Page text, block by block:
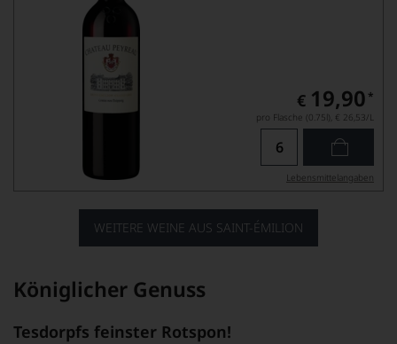
€ 19,90 *
pro Flasche (0.75l), € 26,53/L
Lebensmittel­angaben
WEITERE WEINE AUS SAINT-ÉMILION
Königlicher Genuss
Tesdorpfs feinster Rotspon!